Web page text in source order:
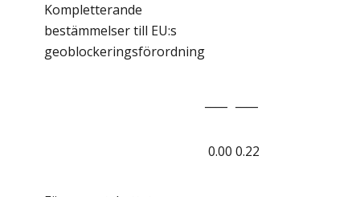
Kompletterande
bestämmelser till EU:s
geoblockeringsförordning
0.00 0.22